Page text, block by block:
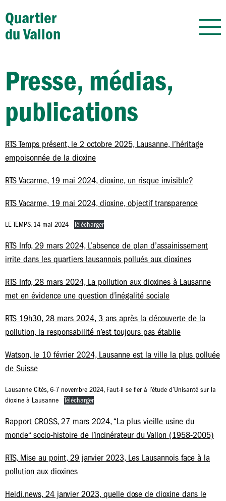
Quartier
du Vallon
Presse, médias,
publications
RTS Temps présent, le 2 octobre 2025, Lausanne, l’héritage
empoisonnée de la dioxine
RTS Vacarme, 19 mai 2024, dioxine, un risque invisible?
RTS Vacarme, 19 mai 2024, dioxine, objectif transparence
LE TEMPS, 14 mai 2024 Télécharger
RTS Info, 29 mars 2024, L’absence de plan d’assainissement
irrite dans les quartiers lausannois pollués aux dioxines
RTS Info, 28 mars 2024, La pollution aux dioxines à Lausanne
met en évidence une question d’inégalité sociale
RTS 19h30, 28 mars 2024, 3 ans après la découverte de la
pollution, la responsabilité n’est toujours pas établie
Watson, le 10 février 2024, Lausanne est la ville la plus polluée
de Suisse
Lausanne Cités, 6-7 novembre 2024, Faut-il se fier à l’étude d’Unisanté sur la
dioxine à Lausanne
Télécharger
Rapport CROSS,27 mars 2024,“La plus vieille usine du
monde“ socio-histoire de l’incinérateur du Vallon (1958-2005)
RTS, Mise au point, 29 janvier 2023, Les Lausannois face à la
pollution aux dioxines
Heidi.news, 24 janvier 2023, quelle dose de dioxine dans le